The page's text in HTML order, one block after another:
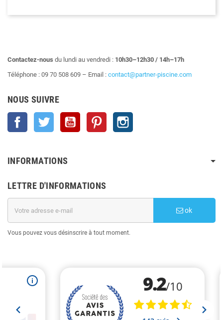
Contactez-nous du lundi au vendredi : 10h30–12h30 / 14h–17h
Téléphone : 09 70 508 609 – Email : contact@partner-piscine.com
NOUS SUIVRE
Facebook Twitter YouTube Pinterest
INFORMATIONS
LETTRE D'INFORMATIONS
ok
Vous pouvez vous désinscrire à tout moment.